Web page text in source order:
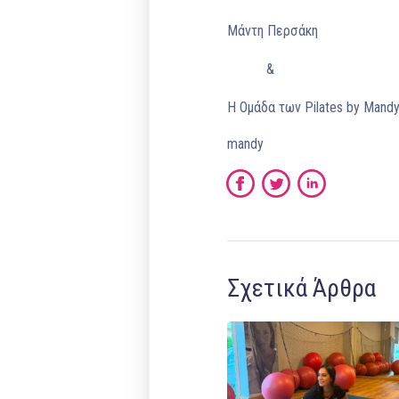
Μάντη Περσάκη
&
Η Ομάδα των Pilates by Mandy
mandy
Σχετικά Άρθρα